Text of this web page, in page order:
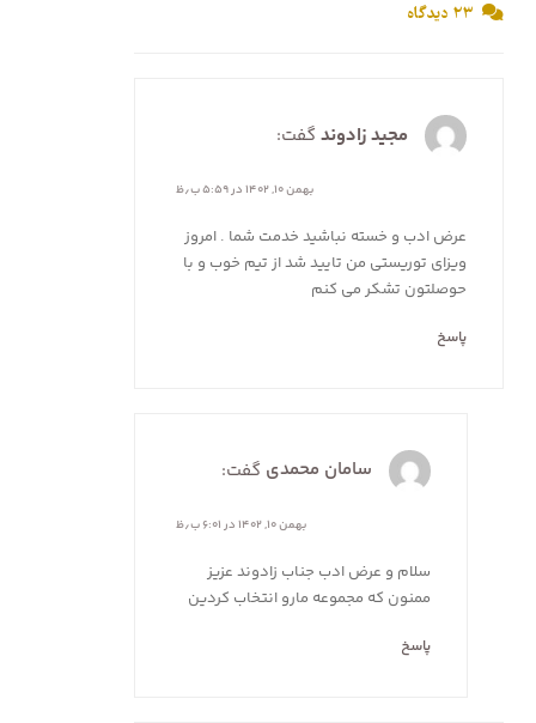
۲۳ دیدگاه
مجید زادوند گفت:
بهمن ۱۰, ۱۴۰۲ در ۵:۵۹ ب٫ظ
عرض ادب و خسته نباشید خدمت شما . امروز
ویزای توریستی من تایید شد از تیم خوب و با
حوصلتون تشکر می کنم
پاسخ
سامان محمدی گفت:
بهمن ۱۰, ۱۴۰۲ در ۶:۰۱ ب٫ظ
سلام و عرض ادب جناب زادوند عزیز
ممنون که مجموعه مارو انتخاب کردین
پاسخ